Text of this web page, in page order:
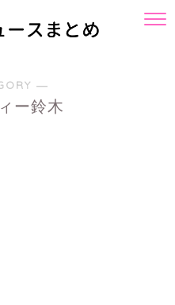
―
ー鈴木